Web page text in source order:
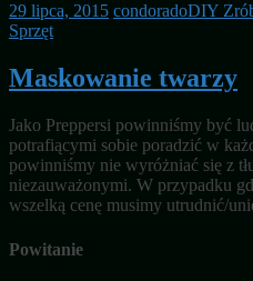
29 lipca, 2015 condoradoDIY
Sprzęt
Maskowanie twarzy
Jako Preppersi powinniśmy być
potrafiącymi sobie poradzić w
powinniśmy nie wyróżniać się z
niezauważonymi. W przypadku
wszelką cenę musimy utrudnić/
Powitanie